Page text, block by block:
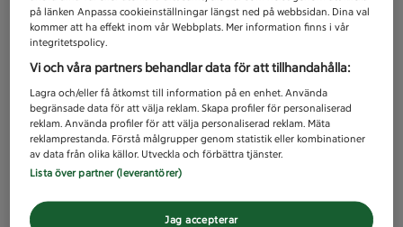
på länken Anpassa cookieinställningar längst ned på webbsidan. Dina val
kommer att ha effekt inom vår Webbplats. Mer information finns i vår
integritetspolicy.
Vi och våra partners behandlar data för att tillhandahålla:
Lagra och/eller få åtkomst till information på en enhet. Använda
begränsade data för att välja reklam. Skapa profiler för personaliserad
reklam. Använda profiler för att välja personaliserad reklam. Mäta
reklamprestanda. Förstå målgrupper genom statistik eller kombinationer
av data från olika källor. Utveckla och förbättra tjänster.
Lista över partner (leverantörer)
Jag accepterar